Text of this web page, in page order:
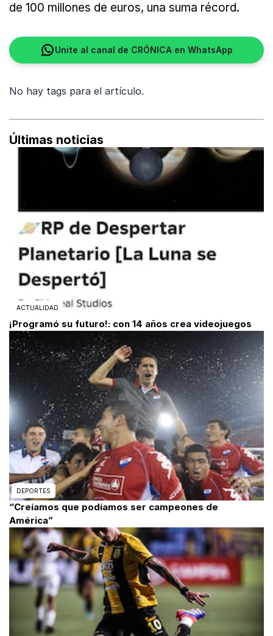
de 100 millones de euros, una suma récord.
Unite al canal de CRÓNICA en WhatsApp
No hay tags para el artículo.
Últimas noticias
ACTUALIDAD
¡Programó su futuro!: con 14 años crea videojuegos
DEPORTES
“Creíamos que podíamos ser campeones de
América”